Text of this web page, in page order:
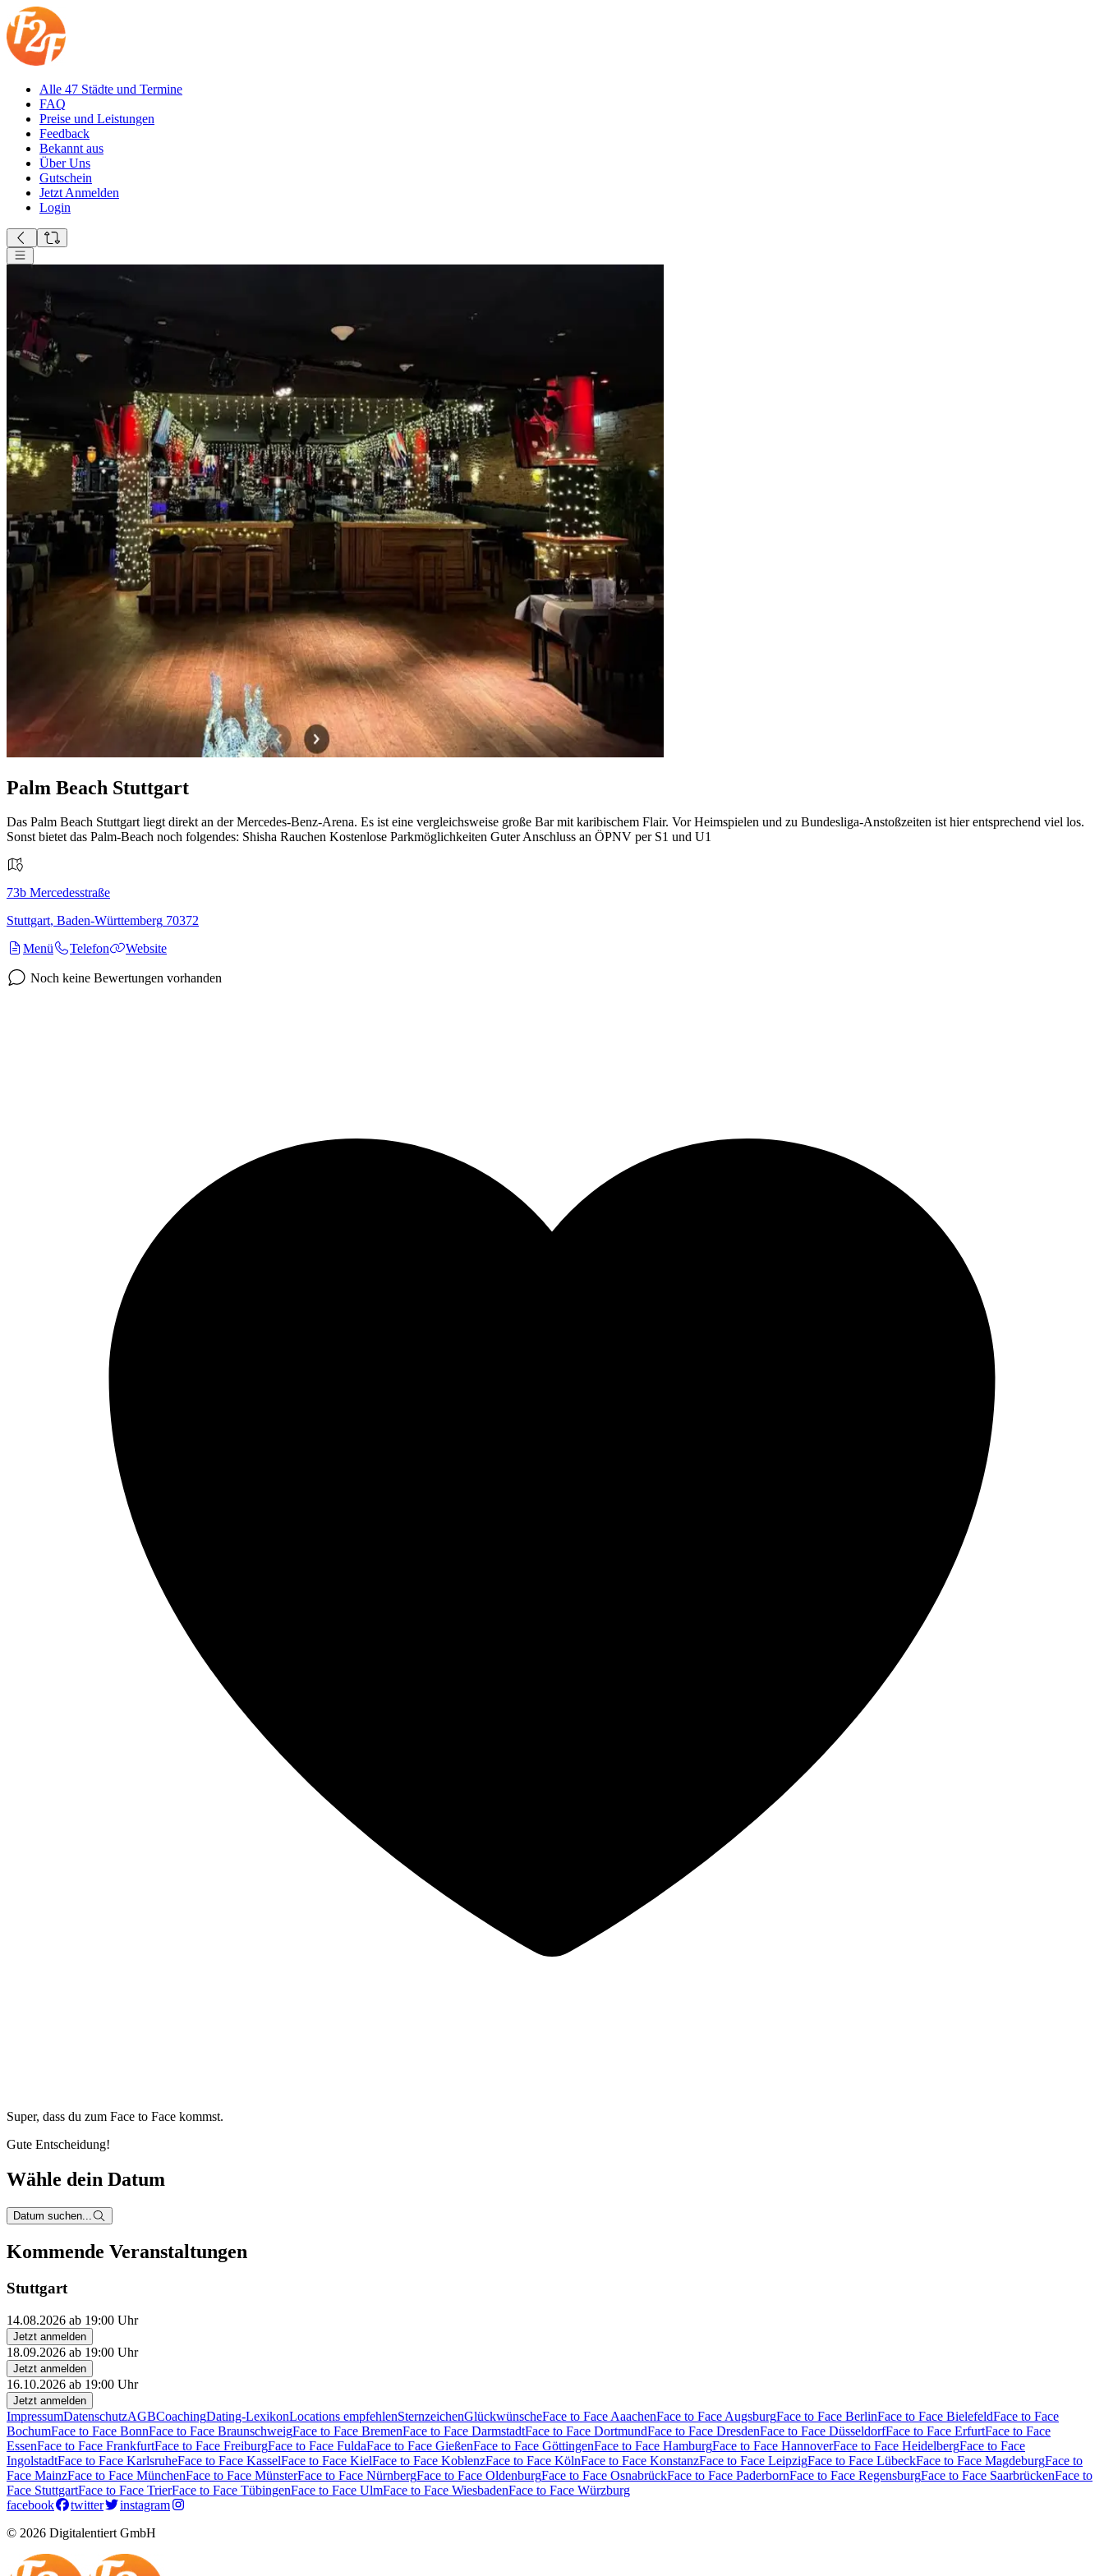
Alle 47 Städte und Termine
FAQ
Preise und Leistungen
Feedback
Bekannt aus
Über Uns
Gutschein
Jetzt Anmelden
Login
Palm Beach Stuttgart
Das Palm Beach Stuttgart liegt direkt an der Mercedes-Benz-Arena. Es ist eine vergleichsweise große Bar mit karibischem Flair. Vor Heimspielen und zu Bundesliga-Anstoßzeiten ist hier entsprechend viel los.
Sonst bietet das Palm-Beach noch folgendes: Shisha Rauchen Kostenlose Parkmöglichkeiten Guter Anschluss an ÖPNV per S1 und U1
73b Mercedesstraße
Stuttgart, Baden-Württemberg 70372
Menü
Telefon Website
Noch keine Bewertungen vorhanden
Super, dass du zum Face to Face kommst.
Gute Entscheidung!
Wähle dein Datum
Datum suchen...
Kommende Veranstaltungen
Stuttgart
14.08.2026 ab 19:00 Uhr
Jetzt anmelden
18.09.2026 ab 19:00 Uhr
Jetzt anmelden
16.10.2026 ab 19:00 Uhr
Jetzt anmelden
ImpressumDatenschutzAGBCoachingDating-LexikonLocations empfehlenSternzeichenGlückwünscheFace to Face AaachenFace to Face AugsburgFace to Face BerlinFace to Face BielefeldFace to Face
BochumFace to Face BonnFace to Face BraunschweigFace to Face BremenFace to Face DarmstadtFace to Face DortmundFace to Face DresdenFace to Face DüsseldorfFace to Face ErfurtFace to Face
EssenFace to Face FrankfurtFace to Face FreiburgFace to Face FuldaFace to Face GießenFace to Face GöttingenFace to Face HamburgFace to Face HannoverFace to Face HeidelbergFace to Face
IngolstadtFace to Face KarlsruheFace to Face KasselFace to Face KielFace to Face KoblenzFace to Face KölnFace to Face KonstanzFace to Face LeipzigFace to Face LübeckFace to Face MagdeburgFace to
Face MainzFace to Face MünchenFace to Face MünsterFace to Face NürnbergFace to Face OldenburgFace to Face OsnabrückFace to Face PaderbornFace to Face RegensburgFace to Face SaarbrückenFace to
Face StuttgartFace to Face TrierFace to Face TübingenFace to Face UlmFace to Face WiesbadenFace to Face Würzburg
facebook
twitter
instagram
© 2026 Digitalentiert GmbH